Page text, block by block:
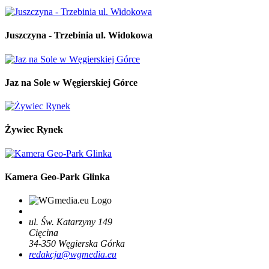
Juszczyna - Trzebinia ul. Widokowa
Jaz na Sole w Węgierskiej Górce
Żywiec Rynek
Kamera Geo-Park Glinka
ul. Św. Katarzyny 149
Cięcina
34-350 Węgierska Górka
redakcja@wgmedia.eu